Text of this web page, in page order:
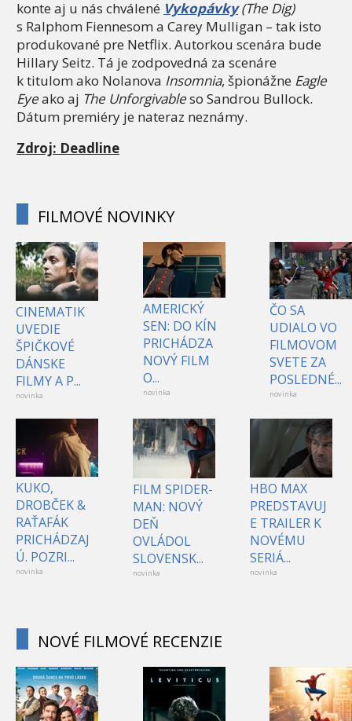
konte aj u nás chválené Vykopávky(The Dig)
s Ralphom Fiennesom a Carey Mulligan – tak isto
produkované pre Netflix. Autorkou scenára bude
Hillary Seitz. Tá je zodpovedná za scenáre
k titulom ako Nolanova Insomnia, špionážne Eagle
Eyeako aj The Unforgivableso Sandrou Bullock.
Dátum premiéry je nateraz neznámy.
Zdroj: Deadline
FILMOVÉ NOVINKY
CINEMATIK
UVEDIE
ŠPIČKOVÉ
DÁNSKE
FILMY A P...
novinka
AMERICKÝ
SEN: DO KÍN
PRICHÁDZA
NOVÝ FILM
O...
novinka
ČO SA
UDIALO VO
FILMOVOM
SVETE ZA
POSLEDNÉ...
novinka
KUKO,
DROBČEK &
RAŤAFÁK
PRICHÁDZAJ
Ú. POZRI...
novinka
FILM SPIDER-
MAN: NOVÝ
DEŇ
OVLÁDOL
SLOVENSK...
novinka
HBO MAX
PREDSTAVUJ
E TRAILER K
NOVÉMU
SERIÁ...
novinka
NOVÉ FILMOVÉ RECENZIE